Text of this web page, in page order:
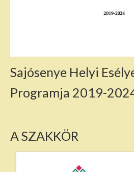
Sajósenye Helyi
Programja 2019-
A SZAKKÖR